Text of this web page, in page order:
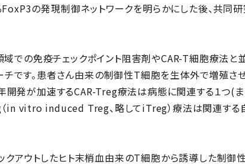
の発現制御ネットワークを明らかにした後、共同
での免疫チェックポイント阻害剤やCAR-T細胞療法と
です。患者さん由来の制御性T細胞を生体外で増殖さ
開発が加速するCAR-Treg療法は病態に関連する１つ(
（in vitro induced Treg、略してiTreg）療法は関連す
ックアウトしたヒト末梢血由来のT細胞から誘導した制